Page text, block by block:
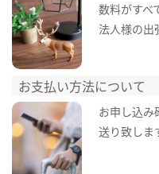
数料がすべ
法人様の出
お支払い方法について
お申し込み
送り致しま